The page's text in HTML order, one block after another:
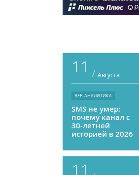
11 / Августа
ВЕБ-АНАЛИТИКА
SMS не умер:
почему канал с
30-летней
историей в 2026
приносить ROMI
выше, чем
мессенджеры
11